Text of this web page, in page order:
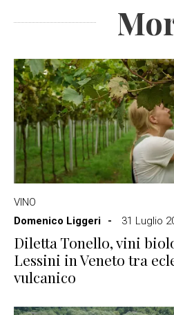
VINO
Domenico Liggeri
31 Luglio
Diletta Tonello, vini
Lessini in Veneto tra
vulcanico